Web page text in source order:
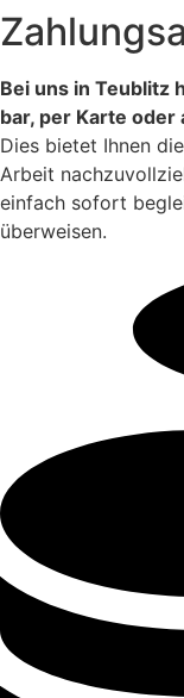
Bei uns in Teublitz
bar, per Karte oder
Dies bietet Ihnen
Arbeit
einfach sofort
überweisen.